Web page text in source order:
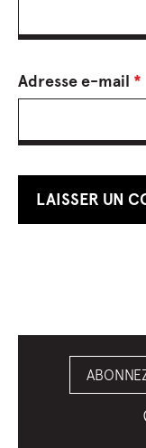
Adresse e-mail *